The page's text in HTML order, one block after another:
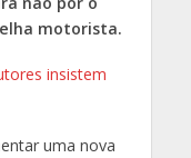
motorista.
uma nova